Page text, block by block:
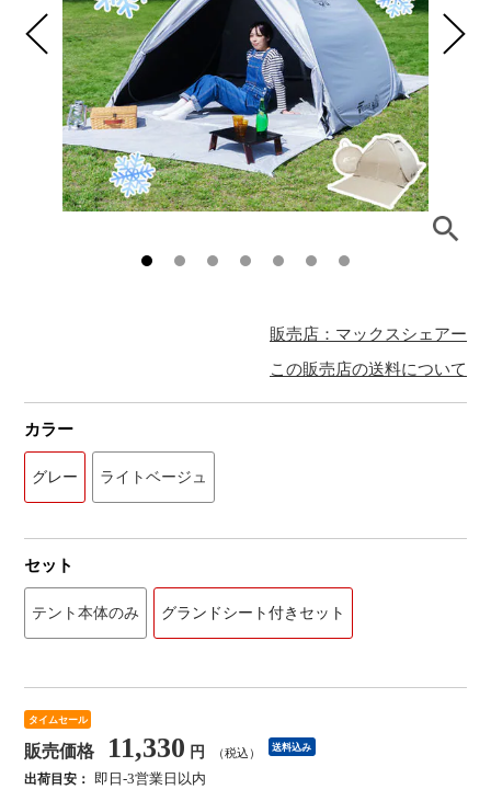
販売店：マックスシェアー
この販売店の送料について
カラー
グレー ライトベージュ
セット
テント本体のみ グランドシート付きセット
タイムセール
販売価格 11,330 円 （税込） 送料込み
出荷目安：
即日-3営業日以内